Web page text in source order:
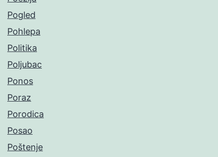
Pogled
Pohlepa
Politika
Poljubac
Ponos
Poraz
Porodica
Posao
Poštenje